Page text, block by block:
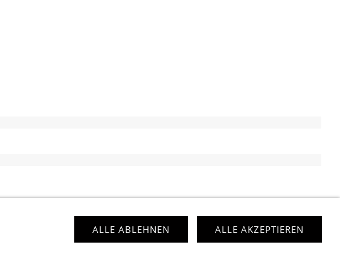
ALLE AKZEPTIEREN
ALLE ABLEHNEN